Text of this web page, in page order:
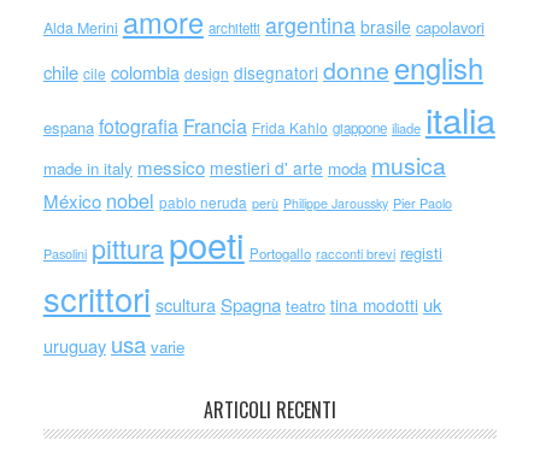
Alda Merini amore architetti argentina brasile capolavori
chile cile colombia design disegnatori donne english
espana fotografia Francia Frida Kahlo giappone iliade italia
made in italy messico mestieri d' arte moda musica
México nobel pablo neruda perù Philippe Jaroussky Pier Paolo
Pasolini pitturapoeti Portogallo racconti brevi registi
scrittori scultura Spagna teatro tina modotti uk
uruguay usa varie
ARTICOLI RECENTI